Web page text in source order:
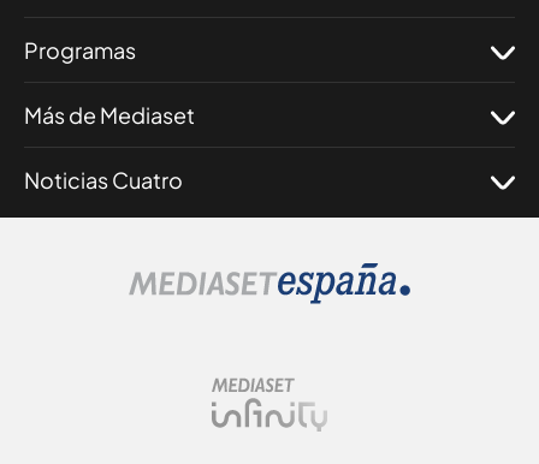
Programas
Más de Mediaset
Noticias Cuatro